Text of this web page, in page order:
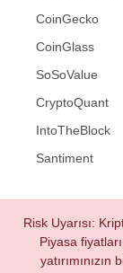
CoinGecko
CoinGlass
SoSoValue
CryptoQuant
IntoTheBlock
Santiment
Risk Uyarısı:
Piyasa